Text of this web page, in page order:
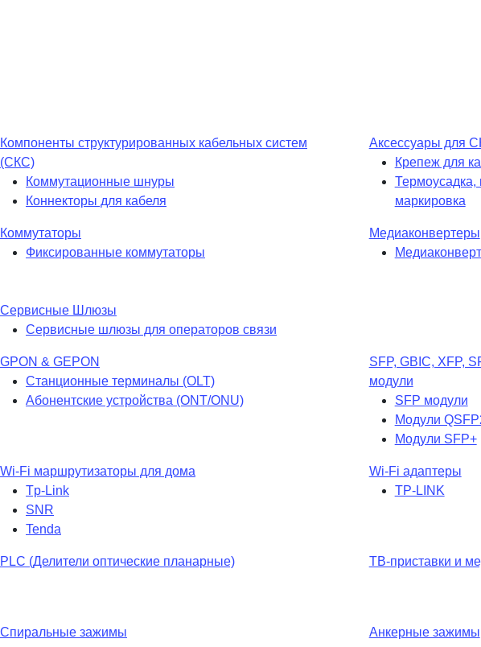
Компоненты структурированных кабельных систем
(СКС)
Коммутационные шнуры
Коннекторы для кабеля
Аксессуары для
Крепеж для
маркировка
Коммутаторы
Фиксированные коммутаторы
Медиаконвертеры
Сервисные Шлюзы
Сервисные шлюзы для операторов связи
GPON & GEPON
Станционные терминалы (OLT)
Абонентские устройства (ONT/ONU)
SFP, GBIC, XFP,
модули
SFP модули
Модули
Модули SFP+
Wi-Fi маршрутизаторы для дома
Tp-Link
SNR
Tenda
Wi-Fi адаптеры
TP-LINK
PLC (Делители оптические планарные) ТВ-приставки и
Спиральные зажимы Анкерные зажимы